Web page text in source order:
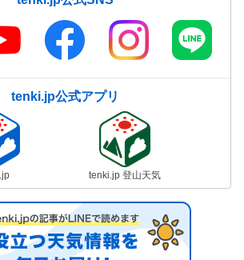
tenki.jp公式アプリ
tenki.jp 登山天気